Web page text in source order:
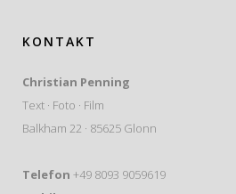
KONTAKT
Christian Penning
Text · Foto · Film
Balkham 22 · 85625 Glonn
Telefon +49 8093 9059619